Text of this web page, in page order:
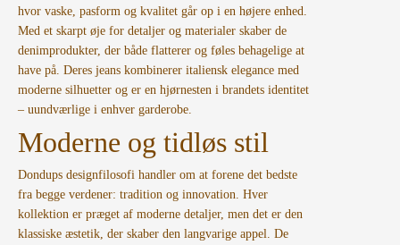
hvor vaske, pasform og kvalitet går op i en højere enhed.
Med et skarpt øje for detaljer og materialer skaber de
denimprodukter, der både flatterer og føles behagelige at
have på. Deres jeans kombinerer italiensk elegance med
moderne silhuetter og er en hjørnesten i brandets identitet
– uundværlige i enhver garderobe.
Moderne og tidløs stil
Dondups designfilosofi handler om at forene det bedste
fra begge verdener: tradition og innovation. Hver
kollektion er præget af moderne detaljer, men det er den
klassiske æstetik, der skaber den langvarige appel. De